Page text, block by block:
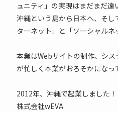
ュニティ」の実現はまだまだ遠
沖縄という島から日本へ、そ
ターネット」と「ソーシャルネ
本業はWebサイトの制作、シ
が忙しく本業がおろそかにな
2012年、沖縄で起業しました！
株式会社wEVA